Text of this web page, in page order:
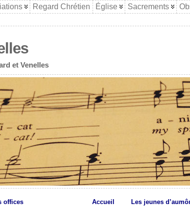
Regard Chrétien Église Sacrements
et Venelles
offices Accueil Les jeunes